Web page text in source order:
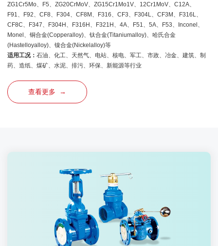
ZG1Cr5Mo、F5、ZG20CrMoV、ZG15Cr1Mo1V、12Cr1MoV、C12A、
F91、F92、CF8、F304、CF8M、F316、CF3、F304L、CF3M、F316L、
CF8C、F347、F304H、F316H、F321H、4A、F51、5A、F53、Inconel、
Monel、铜合金(Copperalloy)、钛合金(Titaniumalloy)、哈氏合金
(Hastelloyalloy)、镍合金(Nickelalloy)等
适用工况： 石油、化工、天然气、电站、核电、军工、市政、冶金、建筑、制
药、造纸、煤矿、水泥、排污、环保、新能源等行业
查看更多 →